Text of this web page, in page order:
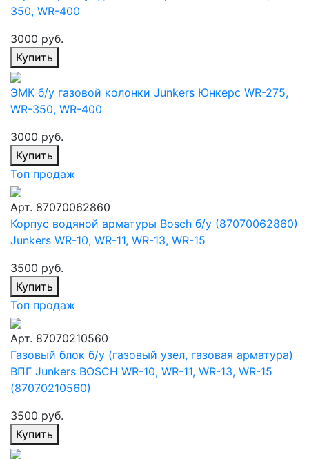
350, WR-400
3000 руб.
Купить
ЭМК б/у газовой колонки Junkers Юнкерс WR-275,
WR-350, WR-400
3000 руб.
Купить
Топ продаж
Арт. 87070062860
Корпус водяной арматуры Bosch б/у (87070062860)
Junkers WR-10, WR-11, WR-13, WR-15
3500 руб.
Купить
Топ продаж
Арт. 87070210560
Газовый блок б/у (газовый узел, газовая арматура)
ВПГ Junkers BOSCH WR-10, WR-11, WR-13, WR-15
(87070210560)
3500 руб.
Купить